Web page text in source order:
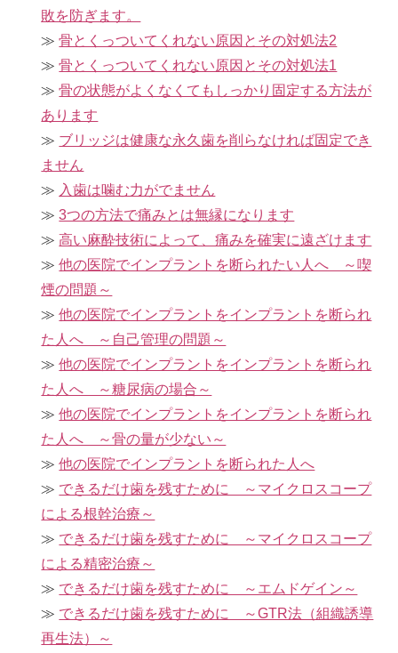
敗を防ぎます。
骨とくっついてくれない原因とその対処法2
骨とくっついてくれない原因とその対処法1
骨の状態がよくなくてもしっかり固定する方法が
あります
ブリッジは健康な永久歯を削らなければ固定でき
ません
入歯は噛む力がでません
3つの方法で痛みとは無縁になります
高い麻酔技術によって、痛みを確実に遠ざけます
他の医院でインプラントを断られたい人へ ～喫
煙の問題～
他の医院でインプラントをインプラントを断られ
た人へ ～自己管理の問題～
他の医院でインプラントをインプラントを断られ
た人へ ～糖尿病の場合～
他の医院でインプラントをインプラントを断られ
た人へ ～骨の量が少ない～
他の医院でインプラントを断られた人へ
できるだけ歯を残すために ～マイクロスコープ
による根幹治療～
できるだけ歯を残すために ～マイクロスコープ
による精密治療～
できるだけ歯を残すために ～エムドゲイン～
できるだけ歯を残すために ～GTR法（組織誘導
再生法）～